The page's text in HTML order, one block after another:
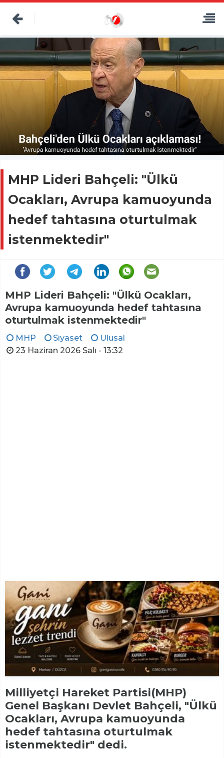
MHP Lideri Bahçeli: "Ülkü
Ocakları, Avrupa kamuoyunda
hedef tahtasına oturtulmak
istenmektedir"
MHP Lideri Bahçeli: "Ülkü Ocakları,
Avrupa kamuoyunda hedef tahtasına
oturtulmak istenmektedir"
MHP Siyaset
Ulusal
23 Haziran 2026 Salı - 13:32
Milliyetçi Hareket Partisi(MHP)
Genel Başkanı Devlet Bahçeli, "Ülkü
Ocakları, Avrupa kamuoyunda
hedef tahtasına oturtulmak
istenmektedir" dedi.